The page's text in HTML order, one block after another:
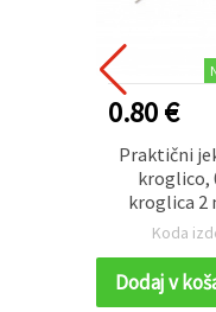
0.80 €
Praktični
kroglico,
kroglica 2
barve, 20
Koda
Dodaj v